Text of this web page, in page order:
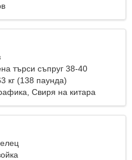
търси съпруг 38-40
кг (138 паунда)
Свиря на китара